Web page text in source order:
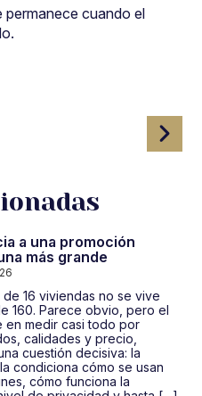
permanece cuando el
a una promoción
más grande
16 viviendas no se vive
160. Parece obvio, pero el
en medir casi todo por
calidades y precio,
cuestión decisiva: la
condiciona cómo se usan
cómo funciona la